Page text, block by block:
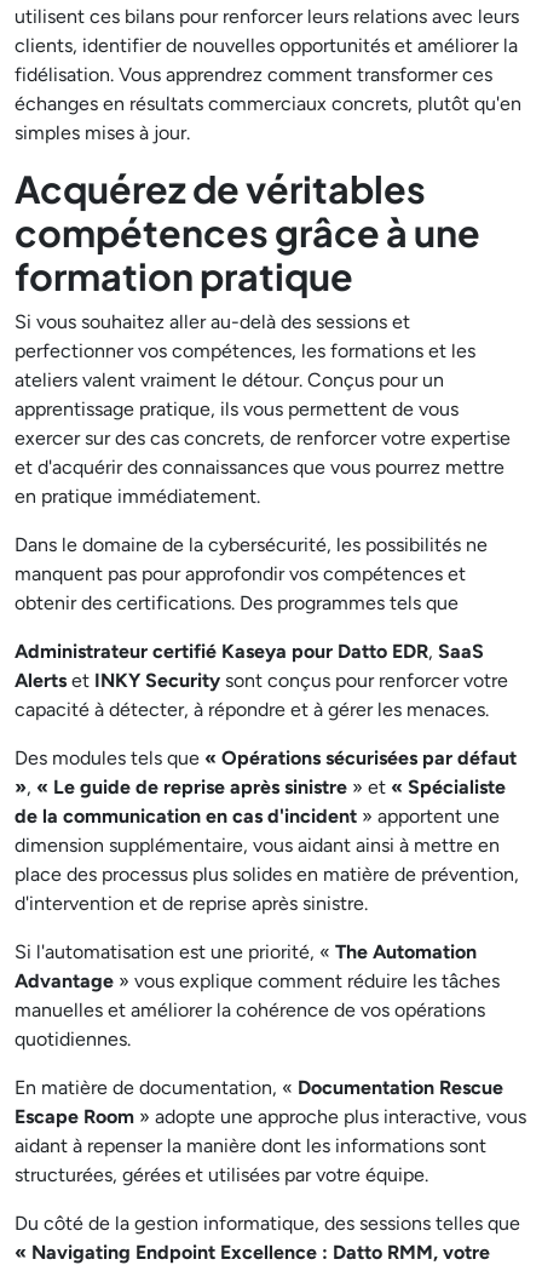
utilisent ces bilans pour renforcer leurs relations avec leurs
clients, identifier de nouvelles opportunités et améliorer la
fidélisation. Vous apprendrez comment transformer ces
échanges en résultats commerciaux concrets, plutôt qu'en
simples mises à jour.
Acquérez de véritables
compétences grâce à une
formation pratique
Si vous souhaitez aller au-delà des sessions et
perfectionner vos compétences, les formations et les
ateliers valent vraiment le détour. Conçus pour un
apprentissage pratique, ils vous permettent de vous
exercer sur des cas concrets, de renforcer votre expertise
et d'acquérir des connaissances que vous pourrez mettre
en pratique immédiatement.
Dans le domaine de la cybersécurité, les possibilités ne
manquent pas pour approfondir vos compétences et
obtenir des certifications. Des programmes tels que
Administrateur certifié Kaseya pour Datto EDR, SaaS
Alerts et INKY Security sont conçus pour renforcer votre
capacité à détecter, à répondre et à gérer les menaces.
Des modules tels que « Opérations sécurisées par défaut
», « Le guide de reprise après sinistre » et « Spécialiste
de la communication en cas d'incident » apportent une
dimension supplémentaire, vous aidant ainsi à mettre en
place des processus plus solides en matière de prévention,
d'intervention et de reprise après sinistre.
Si l'automatisation est une priorité, « The Automation
Advantage » vous explique comment réduire les tâches
manuelles et améliorer la cohérence de vos opérations
quotidiennes.
En matière de documentation, « Documentation Rescue
Escape Room » adopte une approche plus interactive, vous
aidant à repenser la manière dont les informations sont
structurées, gérées et utilisées par votre équipe.
Du côté de la gestion informatique, des sessions telles que
« Navigating Endpoint Excellence : Datto RMM, votre